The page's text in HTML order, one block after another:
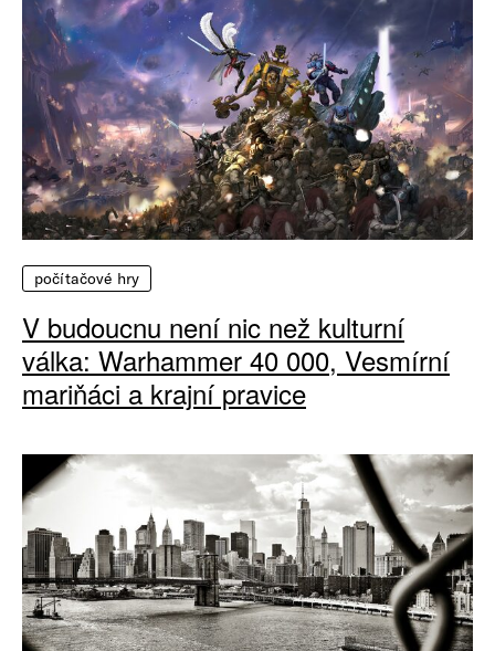
počítačové hry
V budoucnu není nic než kulturní
válka: Warhammer 40 000, Vesmírní
mariňáci a krajní pravice